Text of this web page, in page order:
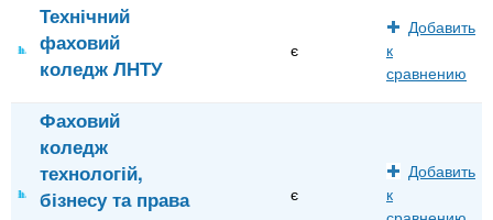
Технічний
фаховий
коледж ЛНТУ
є
Добавить
к
сравнению
Фаховий
коледж
технологій,
бізнесу та права
є
Добавить
к